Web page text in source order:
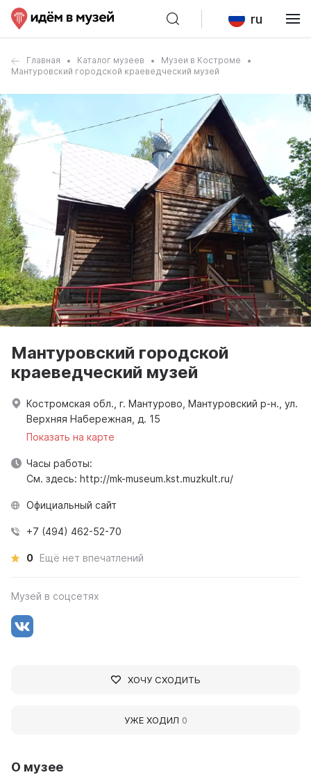
ru
Главная Каталог музеев
Музеи в Костроме
Мантуровский городской краеведческий музей
О музее
Мантуровский городской
краеведческий музей
Костромская обл., г. Мантурово, Мантуровский р-н., ул.
Верхняя Набережная, д. 15
Показать на карте
Часы работы:
См. здесь: http://mk-museum.kst.muzkult.ru/
Официальный сайт
+7 (494) 462-52-70
0 Ещё нет впечатлений
Музей в соцсетях
ХОЧУ СХОДИТЬ
УЖЕ ХОДИЛ 0